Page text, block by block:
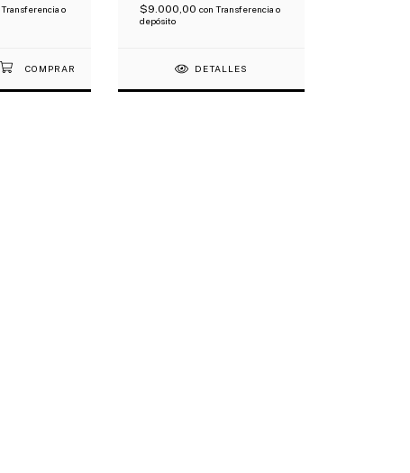
Transferencia o
$9.000,00 con Transferencia o
depósito
DETALLES